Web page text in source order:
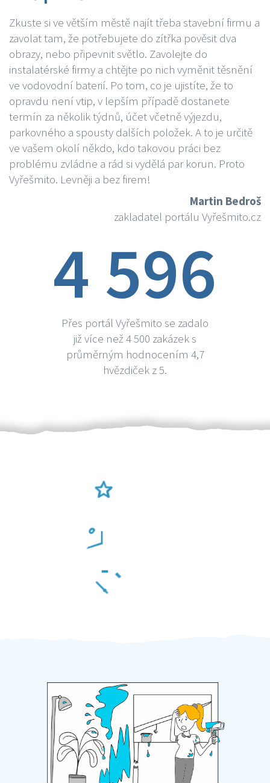
Zkuste si ve větším městě najít třeba stavební firmu a
zavolat tam, že potřebujete do zítřka pověsit dva
obrazy, nebo připevnit světlo. Zavolejte do
instalatérské firmy a chtějte po nich vyměnit těsnění
ve vodovodní baterií. Po tom, co je ujistíte, že to
opravdu není vtip, v lepším případě dostanete
termín za několik týdnů, účet včetně výjezdu,
parkovného a spousty dalších položek. A to je určitě
ve vašem okolí někdo, kdo takovou práci bez
problému zvládne a rád si vydělá par korun. Proto
Vyřešmito. Levněji a bez firem!
Martin Bedroš
zakladatel portálu Vyřešmito.cz
4 596
Přes portál Vyřešmito se zadalo
již více než 4 500 zakázek s
průměrným hodnocením 4,7
hvězdiček z 5.